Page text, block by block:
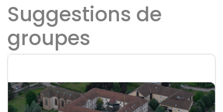
Suggestions de
groupes